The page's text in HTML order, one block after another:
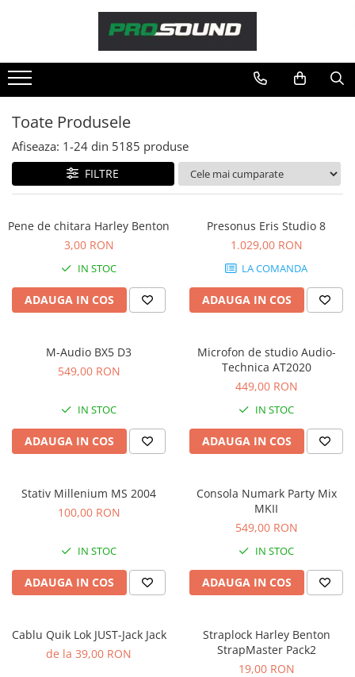
Sonorizare / PA
Adaptoare phantom
Adresare publica 100V
Amplificatoare Audio
Boxe Audio
Mixere audio
Monitorizare In-Ear
Pickup-uri, platane & accesorii
Playere si Recordere
Procesoare si efecte
Stabilizatoare de tensiune UPS si
Power Conditioner
Microfoane
Accesorii de microfoane
Microfoane de broadcast
Microfoane de instrumente
Microfoane de studio
Microfoane de Suprafata
Microfoane lavaliera si headset
Microfoane podcast, USB, iOS /
Toate Produsele
Afiseaza: 1-24 din 5185 produse
FILTRE
Pene de chitara Harley Benton
3,00 RON
IN STOC
ADAUGA IN COS
Presonus Eris Studio 8
1.029,00 RON
LA COMANDA
ADAUGA IN COS
M-Audio BX5 D3
549,00 RON
IN STOC
ADAUGA IN COS
Microfon de studio Audio-
Technica AT2020
449,00 RON
IN STOC
ADAUGA IN COS
Stativ Millenium MS 2004
100,00 RON
IN STOC
ADAUGA IN COS
Consola Numark Party Mix
MKII
549,00 RON
IN STOC
ADAUGA IN COS
Cablu Quik Lok JUST-Jack Jack
de la 39,00 RON
Straplock Harley Benton
StrapMaster Pack2
19,00 RON